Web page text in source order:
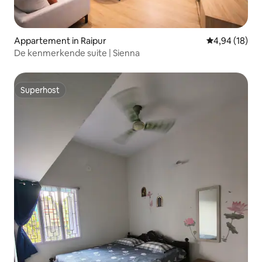
Appartement in Raipur Gemiddelde
4,94 (18)
De kenmerkende suite | Sienna
Superhost
Superhost